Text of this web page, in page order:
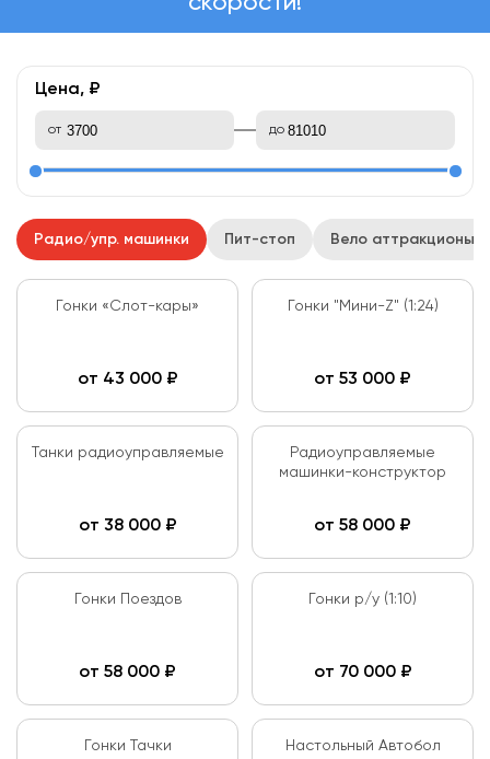
Цена, ₽
от до
Радио/упр. машинки Пит-стоп Вело аттракционы
Гонки «Слот-кары»
от 43 000₽
Гонки "Мини-Z" (1:24)
от 53 000 ₽
Танки радиоуправляемые
от 38 000₽
Радиоуправляемые
машинки-конструктор
от 58 000 ₽
Гонки Поездов
от 58 000 ₽
Гонки р/у (1:10)
от 70 000₽
Гонки Тачки Настольный Автобол